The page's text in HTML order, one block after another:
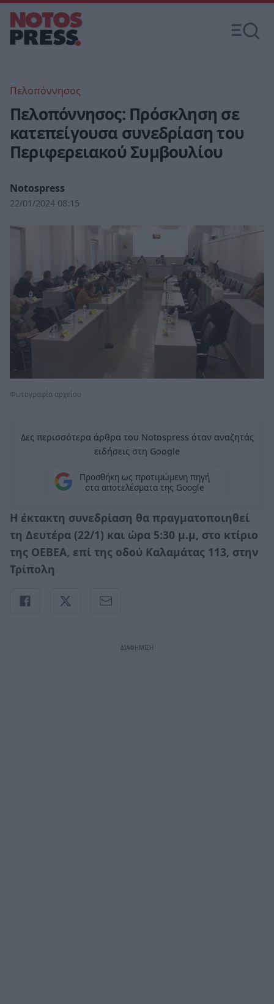
Πελοπόννησος
Πελοπόννησος: Πρόσκληση σε
κατεπείγουσα συνεδρίαση του
Περιφερειακού Συμβουλίου
Notospress
22/01/2024 08:15
Φωτογραφία αρχείου
Δες περισσότερα άρθρα του Notospress όταν αναζητάς
ειδήσεις στη Google
Προσθήκη ως προτιμώμενη πηγή
στα αποτελέσματα της Google
H έκτακτη συνεδρίαση θα πραγματοποιηθεί
τη Δευτέρα (22/1) και ώρα 5:30 μ.μ, στο κτίριο
της ΟΕΒΕΑ, επί της οδού Καλαμάτας 113, στην
Τρίπολη